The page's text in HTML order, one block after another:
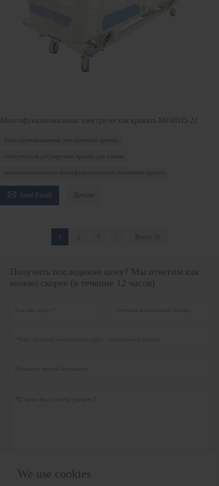
Многофункциональная электрическая кровать MF401D-22
Многофункциональная электрическая кровать
электрическая регулируемая кровать для клиник
высокотехнологичная многофункциональная больничная кровать
 Send Email Детали
2 Всего 31
Получить последнюю цену? Мы ответим как
можно скорее (в течение 12 часов)
We use cookies